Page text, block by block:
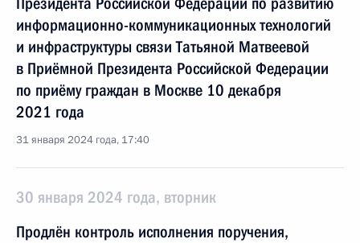
информационно-коммуникационных технологий
и инфраструктуры связи Татьяной Матвеевой
в Приёмной Президента Российской Федерации
по приёму граждан в Москве 10 декабря
2021 года
31 января 2024 года, 17:40
30 января 2024 года, вторник
Продлён контроль исполнения поручения,